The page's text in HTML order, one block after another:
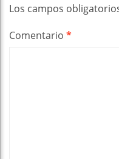
Los campos
Comentario *